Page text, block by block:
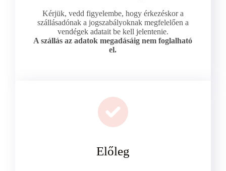
Kérjük, vedd figyelembe, hogy érkezéskor a
szállásadónak a jogszabályoknak megfelelően a
vendégek adatait be kell jelentenie.
A szállás az adatok megadásáig nem foglalható
el.
Előleg